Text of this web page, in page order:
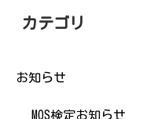
カテゴリ
お知らせ
MOS検定お知らせ